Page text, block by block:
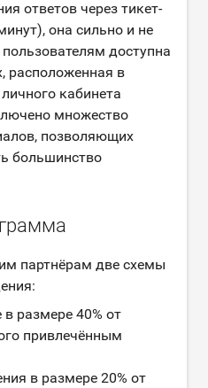
ответов через тикет-
она сильно и не
доступна
расположенная в
кабинета
множество
позволяющих
большинство
партнёрам две схемы
в размере 40% от
привлечённым
в размере 20% от